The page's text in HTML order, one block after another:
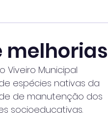
melhorias
Municipal
espécies nativas da
de manutenção dos
socioeducativas.